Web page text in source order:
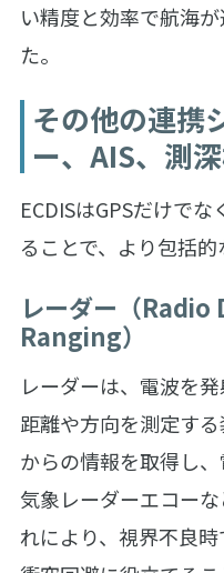
い精度と効率で航海
た。
その他の連携
ー、AIS、測深
ECDISはGPSだけで
ることで、より包括的
レーダー（
Ranging）
レーダーは、電波を
距離や方向を測定す
からの情報を取得し、
気象レーダーエコー
れにより、視界不良時